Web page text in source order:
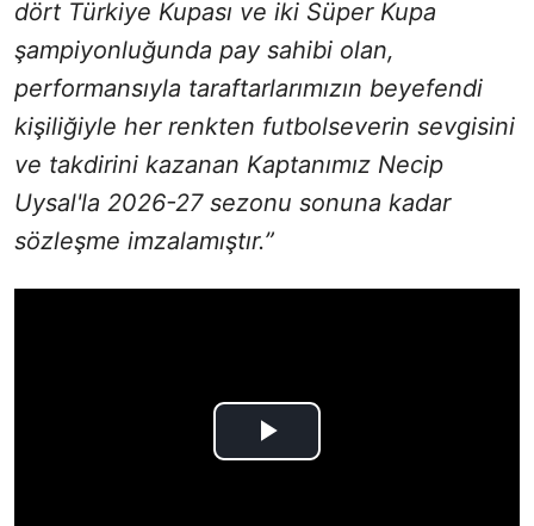
dört Türkiye Kupası ve iki Süper Kupa
şampiyonluğunda pay sahibi olan,
performansıyla taraftarlarımızın beyefendi
kişiliğiyle her renkten futbolseverin sevgisini
ve takdirini kazanan Kaptanımız Necip
Uysal'la 2026-27 sezonu sonuna kadar
sözleşme imzalamıştır.”